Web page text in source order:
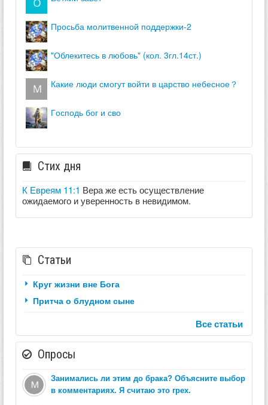
просьба молитвенной поддержки-2
"облекитесь в любовь" (кол. 3гл.14ст.)
какие люди смогут войти в царство небесное？
господь бог и сво
Стих дня
К Евреям 11:1 Вера же есть осуществление
ожидаемого и уверенность в невидимом.
Статьи
Круг жизни вне Бога
Притча о блудном сыне
Все статьи
Опросы
Занимались ли этим до брака? Объясните выбор
в комментариях. Я считаю это грех.